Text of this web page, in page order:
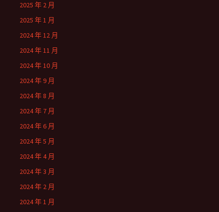
2025 年 2 月
2025 年 1 月
2024 年 12 月
2024 年 11 月
2024 年 10 月
2024 年 9 月
2024 年 8 月
2024 年 7 月
2024 年 6 月
2024 年 5 月
2024 年 4 月
2024 年 3 月
2024 年 2 月
2024 年 1 月